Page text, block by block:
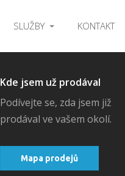
SLUŽBY KONTAKT
Kde jsem už prodával
Podívejte se, zda jsem již
prodával ve vašem okolí.
Mapa prodejů